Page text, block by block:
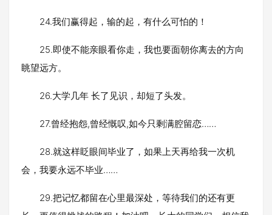
24.我们赢得起，输的起，有什么可怕的！
25.即使不能亲眼看你走，我也要面朝你离去的方向
眺望远方。
26.大学几年 长了见识，却短了头发。
27.曾经抱怨,曾经慨叹,如今只剩满腔留恋……
28.就这样眨眼间毕业了，如果上天再给我一次机
会，我要永远不毕业……
29.把记忆都留在心里最深处，等待我们的还有更